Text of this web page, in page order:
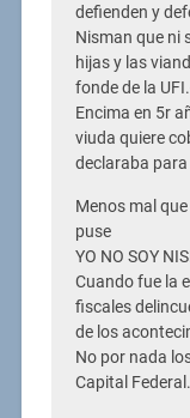
defienden y
Nisman que ni
hijas y las
fonde de la
Encima en 5r
viuda quiere
declaraba
Menos mal
puse
YO NO SOY
Cuando fue la
fiscales
de los
No por nada
Capital Federal.